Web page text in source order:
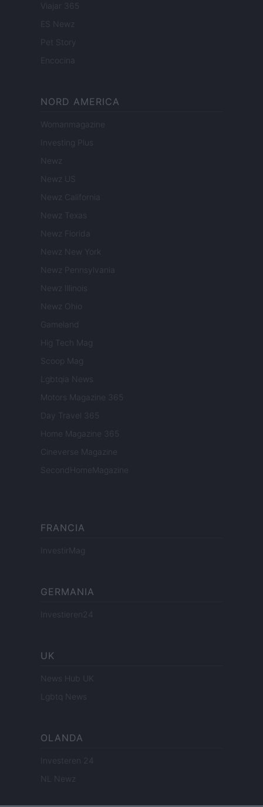
Viajar 365
ES Newz
Pet Story
Encocina
NORD AMERICA
Womanmagazine
Investing Plus
Newz
Newz US
Newz California
Newz Texas
Newz Florida
Newz New York
Newz Pennsylvania
Newz Illinois
Newz Ohio
Gameland
Hig Tech Mag
Scoop Mag
Lgbtqia News
Motors Magazine 365
Day Travel 365
Home Magazine 365
Cineverse Magazine
SecondHomeMagazine
FRANCIA
InvestirMag
GERMANIA
Investieren24
UK
News Hub UK
Lgbtq News
OLANDA
Investeren 24
NL Newz